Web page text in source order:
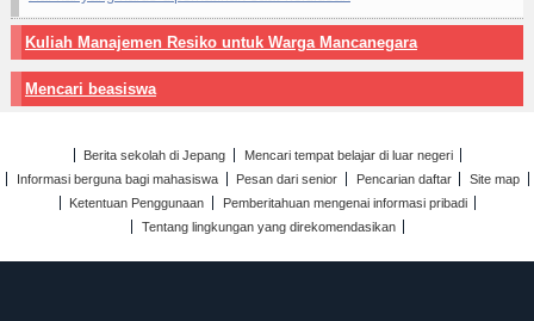
Kuliah Manajemen Resiko untuk Warga Mancanegara
Mencari beasiswa
Berita sekolah di Jepang
Mencari tempat belajar di luar negeri
Informasi berguna bagi mahasiswa
Pesan dari senior Pencarian daftar
Site map
Ketentuan Penggunaan
Pemberitahuan mengenai informasi pribadi
Tentang lingkungan yang direkomendasikan